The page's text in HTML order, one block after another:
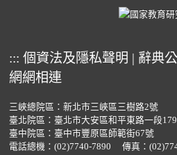
::: 個資法及隱私聲明 | 辭典
網網相連
三峽總院區：新北市三峽區三樹路2號
臺北院區：臺北市大安區和平東路一段
臺中院區：臺中市豐原區師範街67號
電話總機： (02)7740-7890 傳真：